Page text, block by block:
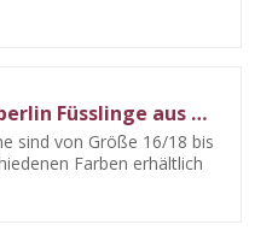
bubble.kid berlin Füsslinge aus Walkwolle - warme Babyschuhe für Babys & Kleinkinder - rutschfest, atmungsaktiv -made in germany (kiesel, XS (16/18) 0-6 Monate)
sind von Größe 16/18 bis
Farben erhältlich